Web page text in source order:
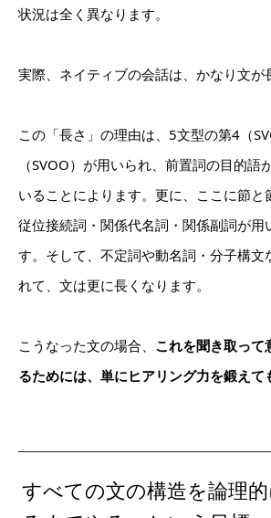
状況は全く異なります。
実際、ネイティブの会話は、かなり文が
この「長さ」の理由は、5文型の第4（
（SVOO）が用いられ、前置詞の目的語
いることによります。更に、ここに節と
従位接続詞・関係代名詞・関係副詞が用
す。そして、不定詞や動名詞・分子構文
れて、文は更に長くなります。
こうなった文の場合、 これを聞き取って
るためには、単にヒアリング力を鍛えて
すべての文の構造を論理